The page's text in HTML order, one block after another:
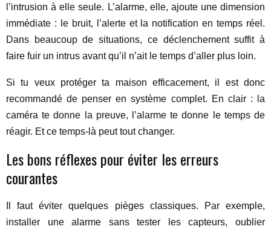
l’intrusion à elle seule. L’alarme, elle, ajoute une dimension
immédiate : le bruit, l’alerte et la notification en temps réel.
Dans beaucoup de situations, ce déclenchement suffit à
faire fuir un intrus avant qu’il n’ait le temps d’aller plus loin.
Si tu veux protéger ta maison efficacement, il est donc
recommandé de penser en système complet. En clair : la
caméra te donne la preuve, l’alarme te donne le temps de
réagir. Et ce temps-là peut tout changer.
Les bons réflexes pour éviter les erreurs
courantes
Il faut éviter quelques pièges classiques. Par exemple,
installer une alarme sans tester les capteurs, oublier